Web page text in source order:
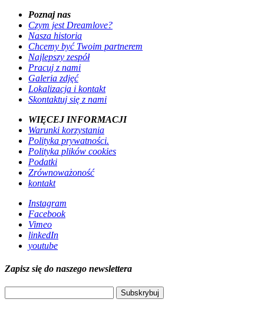
Poznaj nas
Czym jest Dreamlove?
Nasza historia
Chcemy być Twoim partnerem
Najlepszy zespół
Pracuj z nami
Galeria zdjęć
Lokalizacja i kontakt
Skontaktuj się z nami
WIĘCEJ INFORMACJI
Warunki korzystania
Polityka prywatności.
Polityka plików cookies
Podatki
Zrównoważoność
kontakt
Instagram
Facebook
Vimeo
linkedIn
youtube
Zapisz się do naszego newslettera